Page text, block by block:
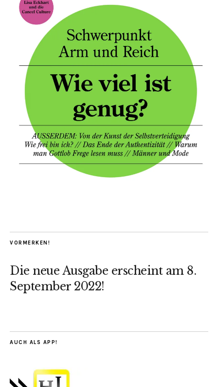
VORMERKEN!
Die neue Ausgabe erscheint am 8.
September 2022!
AUCH ALS APP!